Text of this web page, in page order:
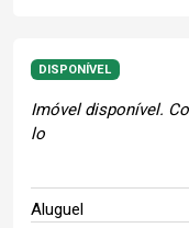
DISPONÍVEL
Imóvel disponível.
lo
Aluguel